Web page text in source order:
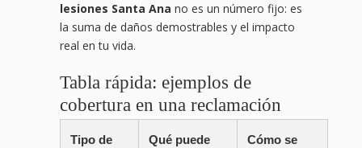
lesiones Santa Ana no es un número fijo: es
la suma de daños demostrables y el impacto
real en tu vida.
Tabla rápida: ejemplos de
cobertura en una reclamación
Tipo de
Qué puede
Cómo se